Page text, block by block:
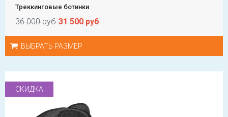
Треккинговые ботинки
36 000 руб 31 500 руб
ВЫБРАТЬ РАЗМЕР
СКИДКА